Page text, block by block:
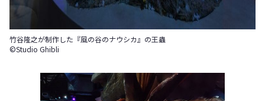
竹谷隆之が制作した『風の谷のナウシカ』の王蟲
©Studio Ghibli